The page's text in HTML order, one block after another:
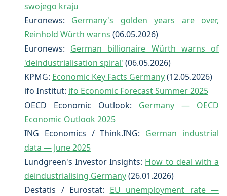
swojego kraju
Euronews: Germany's golden years are over,
Reinhold Würth warns (06.05.2026)
Euronews: German billionaire Würth warns of
'deindustrialisation spiral' (06.05.2026)
KPMG: Economic Key Facts Germany(12.05.2026)
ifo Institut: ifo Economic Forecast Summer 2025
OECD Economic Outlook: Germany — OECD
Economic Outlook 2025
ING Economics / Think.ING: German industrial
data — June 2025
Lundgreen's Investor Insights: How to deal with a
deindustrialising Germany(26.01.2026)
Destatis / Eurostat: EU unemployment rate —